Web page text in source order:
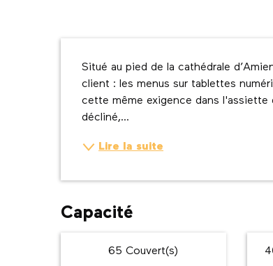
Description
Situé au pied de la cathédrale
client : les menus sur tablettes
cette même exigence dans
décliné,...
Lire la suite
Capacité
65 Couvert(s)